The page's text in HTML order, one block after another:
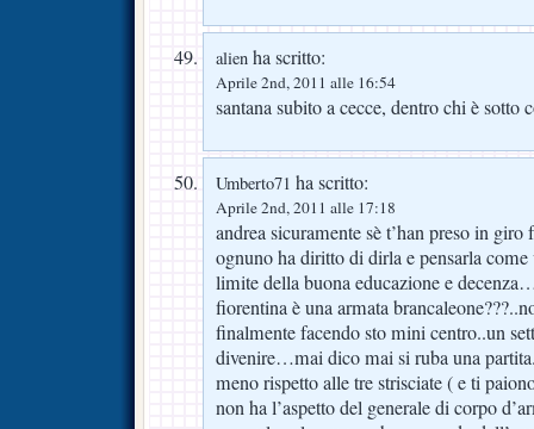
alien ha scritto:
Aprile 2nd, 2011 alle 16:54
santana subito a cecce, dentro chi è sotto
Umberto71 ha scritto:
Aprile 2nd, 2011 alle 17:18
andrea sicuramente sè t’han preso in
ognuno ha diritto di dirla e pensarla come
limite della buona educazione e
fiorentina è una armata
finalmente facendo sto mini centro..un
divenire…mai dico mai si ruba una
meno rispetto alle tre strisciate ( e ti
non ha l’aspetto del generale di corpo